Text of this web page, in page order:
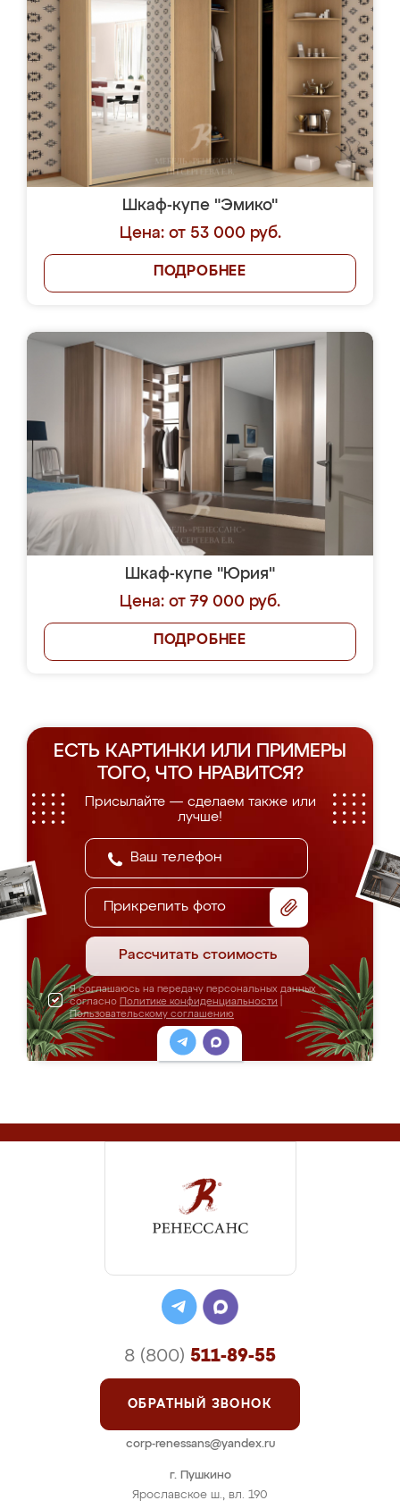
Шкаф-купе "Эмико"
Цена: от 53 000 руб.
ПОДРОБНЕЕ
Шкаф-купе "Юрия"
Цена: от 79 000 руб.
ПОДРОБНЕЕ
ЕСТЬ КАРТИНКИ ИЛИ ПРИМЕРЫ
ТОГО, ЧТО НРАВИТСЯ?
Присылайте — сделаем также или
лучше!
Прикрепить фото
Рассчитать стоимость
Я соглашаюсь на передачу персональных данных
согласно Политике конфиденциальности
Пользовательскому соглашению
г. Пушкино
Ярославское ш., вл. 190
8 (800) 511-89-55
ОБРАТНЫЙ ЗВОНОК
corp-renessans@yandex.ru